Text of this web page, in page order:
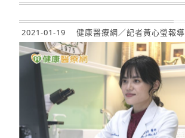
2021-01-19 健康醫療網／記者黃心瑩報導